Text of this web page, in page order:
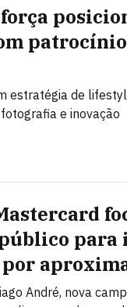
estratégia de
e inovação
para
André, nova